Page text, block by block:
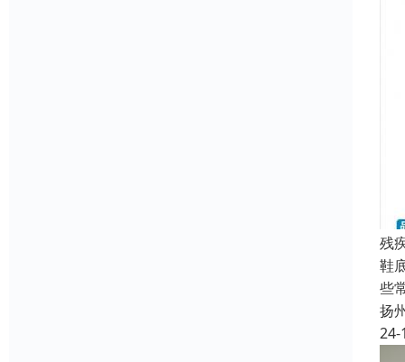
残
鞋
些
扬
24-